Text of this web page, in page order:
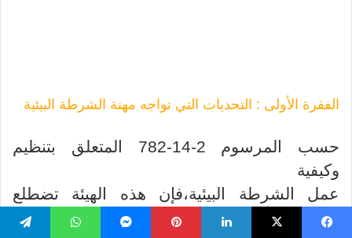
الفقرة الأولى : التحديات التي تواجه مهنة الشرطة البيئية
حسب المرسوم 2-14-782 المتعلق بتنظيم
وكيفية
عمل الشرطة البيئية،فإن هذه الهيئة تضطلع
بمهام المراقبة والتفتيش والبحث والتحري